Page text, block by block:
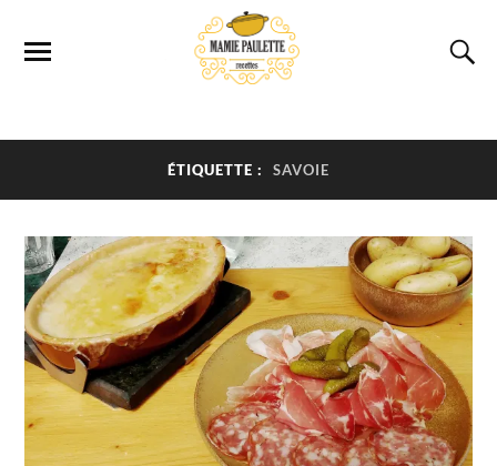
ÉTIQUETTE : SAVOIE